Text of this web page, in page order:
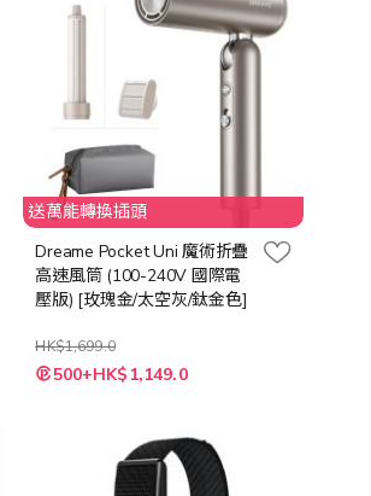
送萬能轉換插頭
Dreame Pocket Uni 魔術折疊
高速風筒 (100-240V 國際電
壓版) [玫瑰金/太空灰/鈦金色]
HK$1,699.0
500+HK$1,149.0